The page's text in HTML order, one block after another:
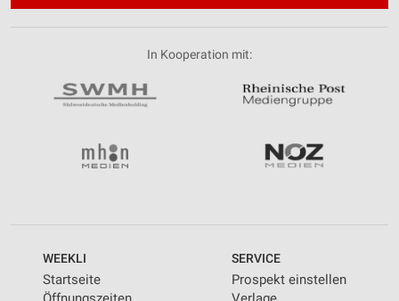
In Kooperation mit:
WEEKLI
Startseite
SERVICE
Prospekt einstellen